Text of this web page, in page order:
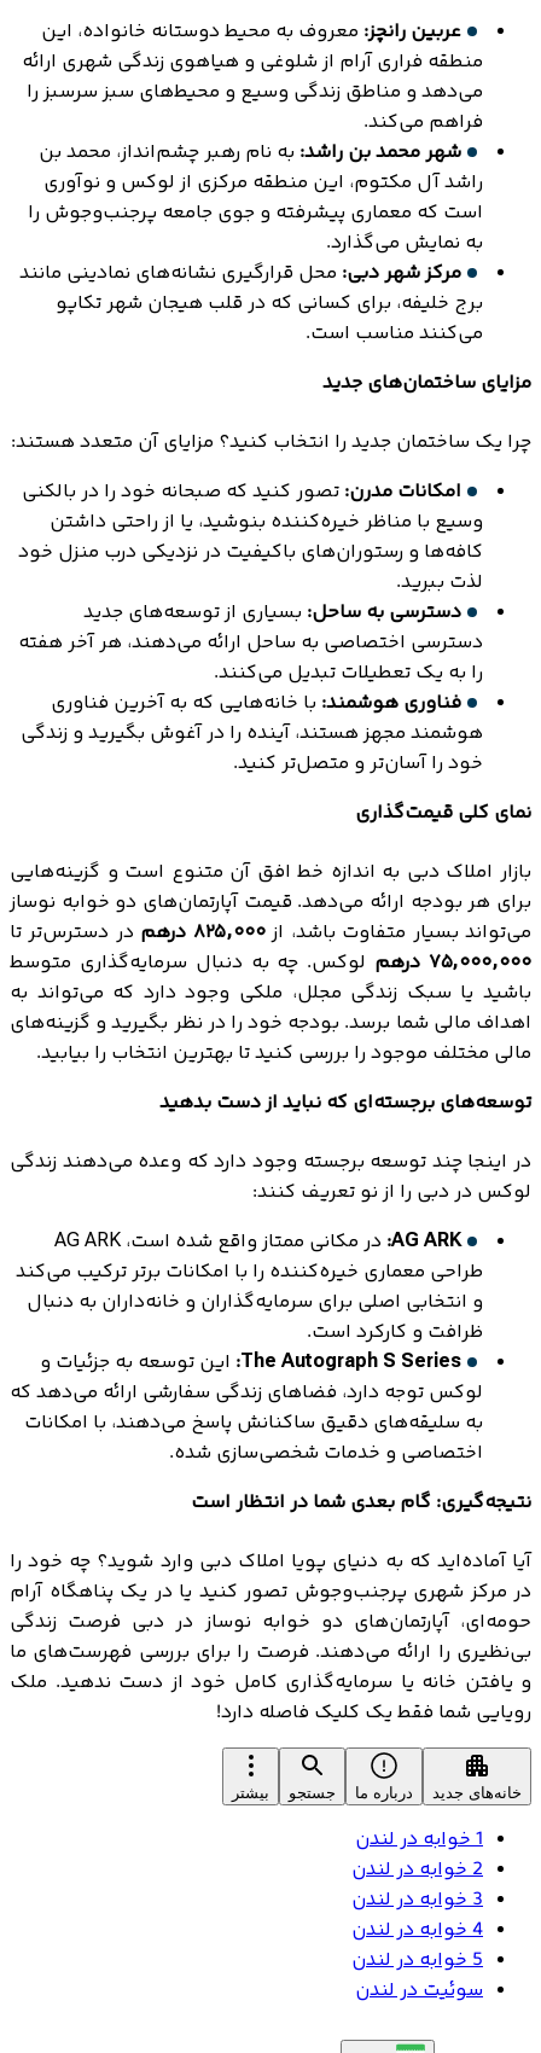
عربین رانچز: معروف به محیط دوستانه خانواده، این
منطقه فراری آرام از شلوغی و هیاهوی زندگی شهری ارائه
می‌دهد و مناطق زندگی وسیع و محیط‌های سبز سرسبز را
فراهم می‌کند.
شهر محمد بن راشد: به نام رهبر چشم‌انداز، محمد بن
راشد آل مکتوم، این منطقه مرکزی از لوکس و نوآوری
است که معماری پیشرفته و جوی جامعه پرجنب‌وجوش را
به نمایش می‌گذارد.
مرکز شهر دبی: محل قرارگیری نشانه‌های نمادینی مانند
برج خلیفه، برای کسانی که در قلب هیجان شهر تکاپو
می‌کنند مناسب است.
مزایای ساختمان‌های جدید
چرا یک ساختمان جدید را انتخاب کنید؟ مزایای آن متعدد هستند:
امکانات مدرن: تصور کنید که صبحانه خود را در بالکنی
وسیع با مناظر خیره‌کننده بنوشید، یا از راحتی داشتن
کافه‌ها و رستوران‌های باکیفیت در نزدیکی درب منزل خود
لذت ببرید.
دسترسی به ساحل: بسیاری از توسعه‌های جدید
دسترسی اختصاصی به ساحل ارائه می‌دهند، هر آخر هفته
را به یک تعطیلات تبدیل می‌کنند.
فناوری هوشمند: با خانه‌هایی که به آخرین فناوری
هوشمند مجهز هستند، آینده را در آغوش بگیرید و زندگی
خود را آسان‌تر و متصل‌تر کنید.
نمای کلی قیمت‌گذاری
بازار املاک دبی به اندازه خط افق آن متنوع است و گزینه‌هایی
برای هر بودجه ارائه می‌دهد. قیمت آپارتمان‌های دو خوابه نوساز
می‌تواند بسیار متفاوت باشد، از۸۲۵,۰۰۰ درهم
در دسترس‌تر تا
۷۵,۰۰۰,۰۰۰ درهم
لوکس. چه به دنبال سرمایه‌گذاری متوسط
باشید یا سبک زندگی مجلل، ملکی وجود دارد که می‌تواند به
اهداف مالی شما برسد. بودجه خود را در نظر بگیرید و گزینه‌های
مالی مختلف موجود را بررسی کنید تا بهترین انتخاب را بیابید.
توسعه‌های برجسته‌ای که نباید از دست بدهید
در اینجا چند توسعه برجسته وجود دارد که وعده می‌دهند زندگی
لوکس در دبی را از نو تعریف کنند:
AG ARK:
در مکانی ممتاز واقع شده است، AG ARK
طراحی معماری خیره‌کننده را با امکانات برتر ترکیب می‌کند
و انتخابی اصلی برای سرمایه‌گذاران و خانه‌داران به دنبال
ظرافت و کارکرد است.
The Autograph S Series: این توسعه به جزئیات و
لوکس توجه دارد، فضاهای زندگی سفارشی ارائه می‌دهد که
به سلیقه‌های دقیق ساکنانش پاسخ می‌دهند، با امکانات
اختصاصی و خدمات شخصی‌سازی شده.
نتیجه‌گیری: گام بعدی شما در انتظار است
آیا آماده‌اید که به دنیای پویا املاک دبی وارد شوید؟ چه خود را
در مرکز شهری پرجنب‌وجوش تصور کنید یا در یک پناهگاه آرام
حومه‌ای، آپارتمان‌های دو خوابه نوساز در دبی فرصت زندگی
بی‌نظیری را ارائه می‌دهند. فرصت را برای بررسی فهرست‌های ما
و یافتن خانه یا سرمایه‌گذاری کامل خود از دست ندهید. ملک
رویایی شما فقط یک کلیک فاصله دارد!
خانه‌های جدید درباره ما جستجو بیشتر
1 خوابه در لندن
2 خوابه در لندن
3 خوابه در لندن
4 خوابه در لندن
5 خوابه در لندن
سوئیت در لندن